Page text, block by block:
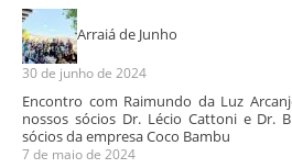
Arraiá de Junho
30 de junho de 2024
Encontro com Raimundo da Luz
nossos sócios Dr. Lécio Cattoni e Dr.
sócios da empresa Coco Bambu
7 de maio de 2024